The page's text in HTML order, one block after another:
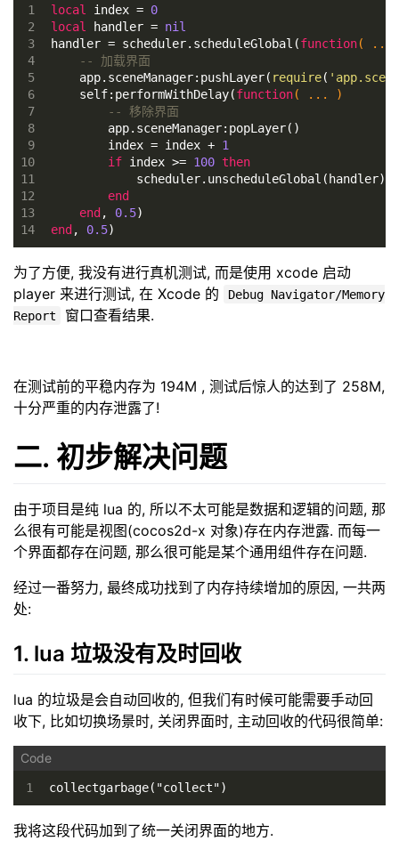
1
2
3
4
5
6
7
8
9
10
11
12
13
14
local index = 0
local
handler = nil
handler = scheduler.scheduleGlobal(function( ...
-- 加载界面
    app.sceneManager:pushLayer(
require(
    self:performWithDelay(
function( ... )
-- 移除界面
        app.sceneManager:popLayer()
        index = index +
1
if index >= 100 then
            scheduler.unscheduleGlobal(handler)
end
end, 0.5)
end, 0.5)
为了方便, 我没有进行真机测试, 而是使用 xcode 启动
player 来进行测试, 在 Xcode 的
Debug Navigator/Memory
Report
窗口查看结果.
在测试前的平稳内存为 194M , 测试后惊人的达到了 258M,
十分严重的内存泄露了!
二. 初步解决问题
由于项目是纯 lua 的, 所以不太可能是数据和逻辑的问题, 那
么很有可能是视图(cocos2d-x 对象)存在内存泄露. 而每一
个界面都存在问题, 那么很可能是某个通用组件存在问题.
经过一番努力, 最终成功找到了内存持续增加的原因, 一共两
处:
1. lua 垃圾没有及时回收
lua 的垃圾是会自动回收的, 但我们有时候可能需要手动回
收下, 比如切换场景时, 关闭界面时, 主动回收的代码很简单:
1 collectgarbage("collect")
我将这段代码加到了统一关闭界面的地方.